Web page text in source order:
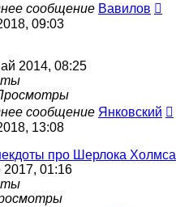
сообщение Вавилов
09:03
2014, 08:25
сообщение Янковский
13:08
про Шерлока Холмса
2017, 01:16